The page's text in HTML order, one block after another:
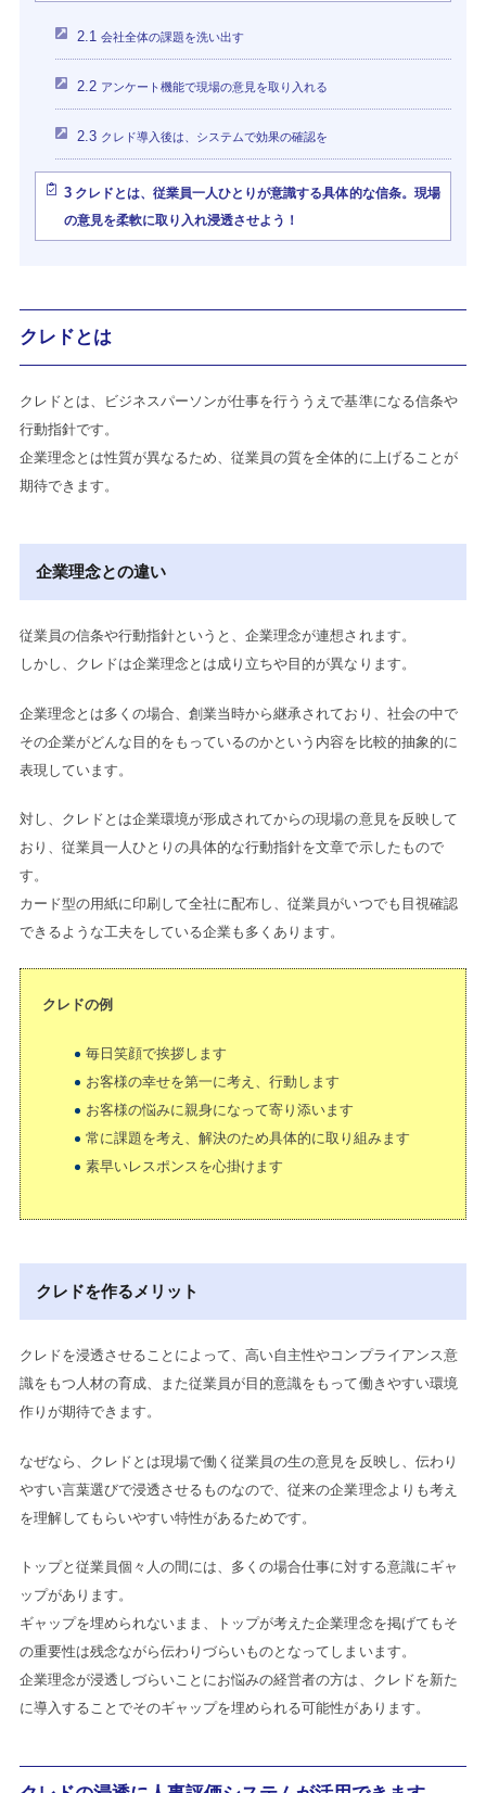
2.1 会社全体の課題を洗い出す
2.2 アンケート機能で現場の意見を取り入れる
2.3 クレド導入後は、システムで効果の確認を
3クレドとは、従業員一人ひとりが意識する具体的な信条。現場
の意見を柔軟に取り入れ浸透させよう！
クレドとは
クレドとは、ビジネスパーソンが仕事を行ううえで基準になる信条や
行動指針です。
企業理念とは性質が異なるため、従業員の質を全体的に上げることが
期待できます。
企業理念との違い
従業員の信条や行動指針というと、企業理念が連想されます。
しかし、クレドは企業理念とは成り立ちや目的が異なります。
企業理念とは多くの場合、創業当時から継承されており、社会の中で
その企業がどんな目的をもっているのかという内容を比較的抽象的に
表現しています。
対し、クレドとは企業環境が形成されてからの現場の意見を反映して
おり、従業員一人ひとりの具体的な行動指針を文章で示したもので
す。
カード型の用紙に印刷して全社に配布し、従業員がいつでも目視確認
できるような工夫をしている企業も多くあります。
クレドの例
毎日笑顔で挨拶します
お客様の幸せを第一に考え、行動します
お客様の悩みに親身になって寄り添います
常に課題を考え、解決のため具体的に取り組みます
素早いレスポンスを心掛けます
クレドを作るメリット
クレドを浸透させることによって、高い自主性やコンプライアンス意
識をもつ人材の育成、また従業員が目的意識をもって働きやすい環境
作りが期待できます。
なぜなら、クレドとは現場で働く従業員の生の意見を反映し、伝わり
やすい言葉選びで浸透させるものなので、従来の企業理念よりも考え
を理解してもらいやすい特性があるためです。
トップと従業員個々人の間には、多くの場合仕事に対する意識にギャ
ップがあります。
ギャップを埋められないまま、トップが考えた企業理念を掲げてもそ
の重要性は残念ながら伝わりづらいものとなってしまいます。
企業理念が浸透しづらいことにお悩みの経営者の方は、クレドを新た
に導入することでそのギャップを埋められる可能性があります。